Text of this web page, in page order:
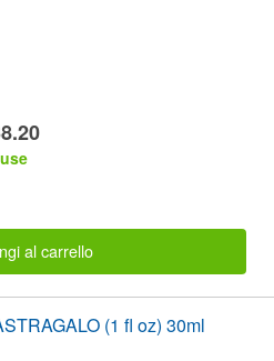
al carrello
(1 fl oz) 30ml